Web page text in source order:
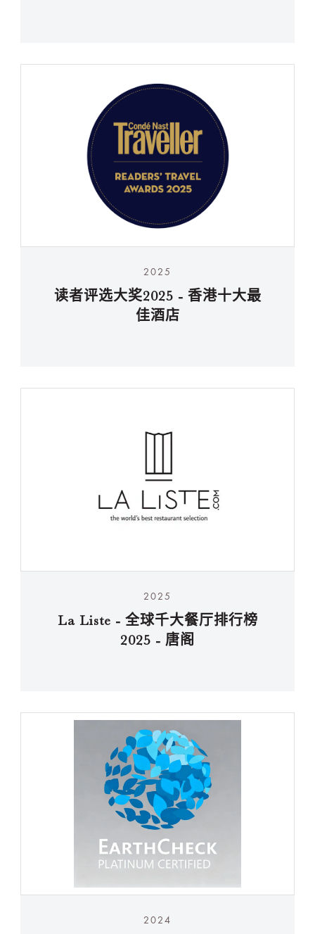
2025
读者评选大奖2025 - 香港十大最
佳酒店
2025
La Liste - 全球千大餐厅排行榜
2025 - 唐阁
2024